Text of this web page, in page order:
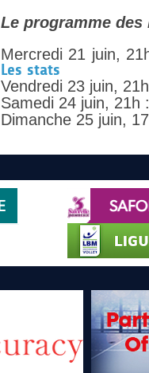
Le programme
Mercredi 21 juin,
Les stats
Vendredi 23 juin,
Samedi 24 juin,
Dimanche 25 juin,